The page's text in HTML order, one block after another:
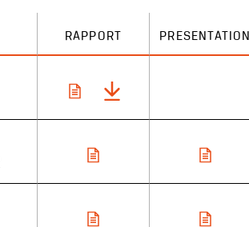
RAPPORT PRESENTATION